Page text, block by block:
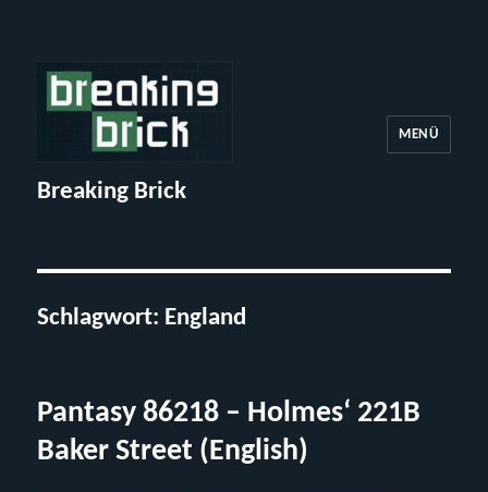
Breaking Brick
MENÜ
Schlagwort: England
Pantasy 86218 – Holmes‘ 221B
Baker Street (English)